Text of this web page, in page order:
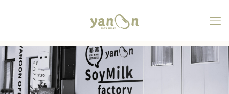
鮮烤核桃豆漿，回歸上市